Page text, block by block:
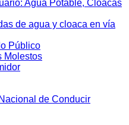
Agua Potable, Cloacas
de agua y cloaca en vía
Público
Molestos
de Conducir